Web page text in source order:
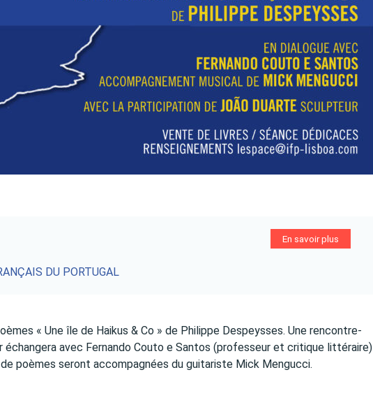
DU PORTUGAL
En savoir plus
« Une île de Haikus & Co » de Philippe Despeysses. Une rencontre-
échangera avec Fernando Couto e Santos (professeur et critique littéraire)
poèmes seront accompagnées du guitariste Mick Mengucci.